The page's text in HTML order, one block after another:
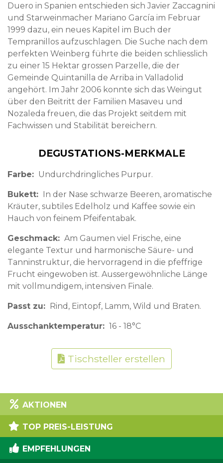
Duero in Spanien entschieden sich Javier Zaccagnini
und Starweinmacher Mariano García im Februar
1999 dazu, ein neues Kapitel im Buch der
Tempranillos aufzuschlagen. Die Suche nach dem
perfekten Weinberg führte die beiden schliesslich
zu einer 15 Hektar grossen Parzelle, die der
Gemeinde Quintanilla de Arriba in Valladolid
angehört. Im Jahr 2006 konnte sich das Weingut
über den Beitritt der Familien Masaveu und
Nozaleda freuen, die das Projekt seitdem mit
Fachwissen und Stabilität bereichern.
DEGUSTATIONS-MERKMALE
Farbe Undurchdringliches Purpur.
Bukett
In der Nase schwarze Beeren, aromatische
Kräuter, subtiles Edelholz und Kaffee sowie ein
Hauch von feinem Pfeifentabak.
Geschmack
Am Gaumen viel Frische, eine
elegante Textur und harmonische Säure- und
Tanninstruktur, die hervorragend in die pfeffrige
Frucht eingewoben ist. Aussergewöhnliche Länge
mit vollmundigem, intensiven Finale.
Passt zu Rind, Eintopf, Lamm, Wild und Braten.
Ausschanktemperatur 16 - 18°C
Tischsteller erstellen
AKTIONEN
TOP PREIS-LEISTUNG
EMPFEHLUNGEN